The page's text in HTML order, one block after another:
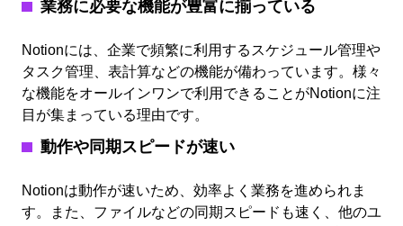
業務に必要な機能が豊富に揃っている
Notionには、企業で頻繁に利用するスケジュール管理や
タスク管理、表計算などの機能が備わっています。様々
な機能をオールインワンで利用できることがNotionに注
目が集まっている理由です。
動作や同期スピードが速い
Notionは動作が速いため、効率よく業務を進められま
す。また、ファイルなどの同期スピードも速く、他のユ